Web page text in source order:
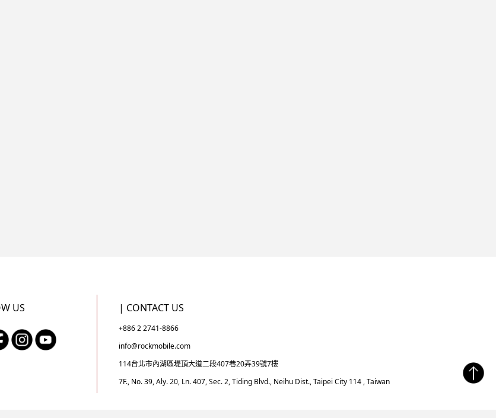
US | CONTACT US
+886 2 2741-8866
info@rockmobile.com
114台北市內湖區堤頂大道二段407巷20弄39號7樓
7F., No. 39, Aly. 20, Ln. 407, Sec. 2, Tiding Blvd., Neihu Dist., Taipei City 114 , Taiwan